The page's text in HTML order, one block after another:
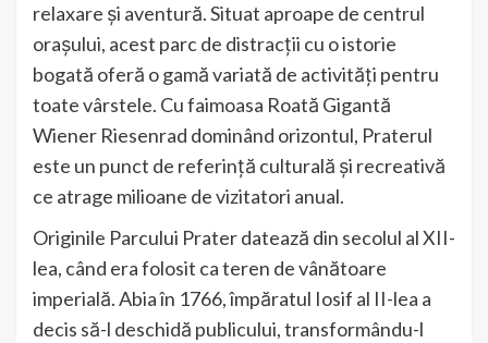
relaxare și aventură. Situat aproape de centrul
orașului, acest parc de distracții cu o istorie
bogată oferă o gamă variată de activități pentru
toate vârstele. Cu faimoasa Roată Gigantă
Wiener Riesenrad dominând orizontul, Praterul
este un punct de referință culturală și recreativă
ce atrage milioane de vizitatori anual.
Originile Parcului Prater datează din secolul al XII-
lea, când era folosit ca teren de vânătoare
imperială. Abia în 1766, împăratul Iosif al II-lea a
decis să-l deschidă publicului, transformându-l